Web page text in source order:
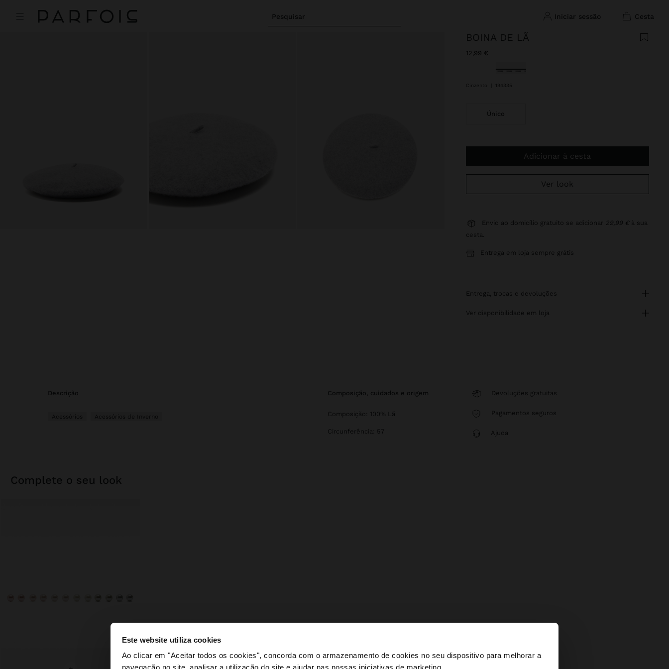
Este website utiliza cookies
Ao clicar em "Aceitar todos os cookies", concorda com o armazenamento de cookies no seu dispositivo para melhorar a
navegação no site, analisar a utilização do site e ajudar nas nossas iniciativas de marketing.
Pesquisar iniciar sessão cesta
olá
BOINA DE LÃ
12,99 €
Selecionado
Cinzento 194335
Único
Adicionar à cesta
Ver look
Envio ao domicílio gratuito se adicionar 29,99 € à sua
cesta.
Entrega em loja sempre grátis
entrega, trocas e devoluções
ver disponibilidade em loja
descrição
Acessórios Acessórios de Inverno
composição, cuidados e origem
Composição: 100% Lã
Circunferência: 57
Devoluções gratuitas
Pagamentos seguros
Ajuda
complete o seu look